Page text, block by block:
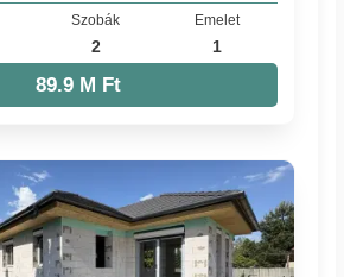
Szobák
2
Emelet
1
89.9 M Ft